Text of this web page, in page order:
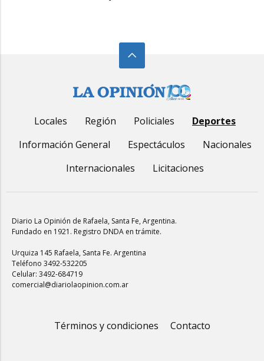
Locales Región Policiales
Deportes
Información General
Espectáculos
Nacionales
Internacionales
Licitaciones
Diario La Opinión de Rafaela, Santa Fe, Argentina.
Fundado en 1921. Registro DNDA en trámite.
Urquiza 145 Rafaela, Santa Fe. Argentina
Teléfono 3492-532205
Celular: 3492-684719
comercial@diariolaopinion.com.ar
Términos y condiciones Contacto